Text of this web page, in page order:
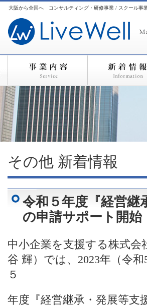
大阪から全国へ コンサルティング・研修事業 / スクール
その他 新着情報
令和５年度『経営継
の申請サポート開始
中小企業を支援する株式
谷 輝）では、2023年（令
５
年度『経営継承・発展等支